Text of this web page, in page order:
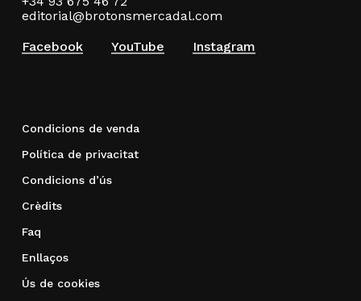
editorial@brotonsmercadal.com
Facebook
YouTube Instagram
Condicions de venda
Política de privacitat
Condicions d’ús
Crèdits
Faq
Enllaços
Ús de cookies